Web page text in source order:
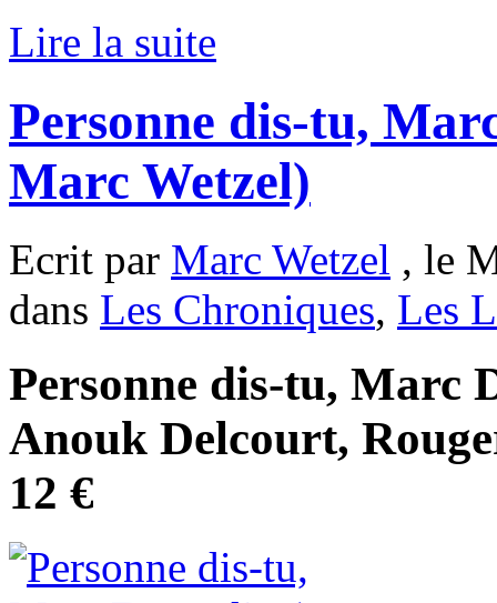
Lire la suite
Personne dis-tu,
Marc Wetzel)
Ecrit par Marc Wetzel , le
dans Les Chroniques, Les
Personne dis-tu, Marc
Anouk Delcourt,
12 €